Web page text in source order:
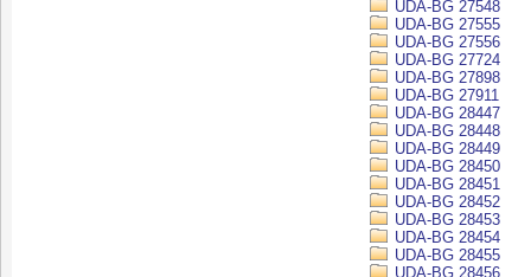
UDA-BG 27548
UDA-BG 27555
UDA-BG 27556
UDA-BG 27724
UDA-BG 27898
UDA-BG 27911
UDA-BG 28447
UDA-BG 28448
UDA-BG 28449
UDA-BG 28450
UDA-BG 28451
UDA-BG 28452
UDA-BG 28453
UDA-BG 28454
UDA-BG 28455
UDA-BG 28456